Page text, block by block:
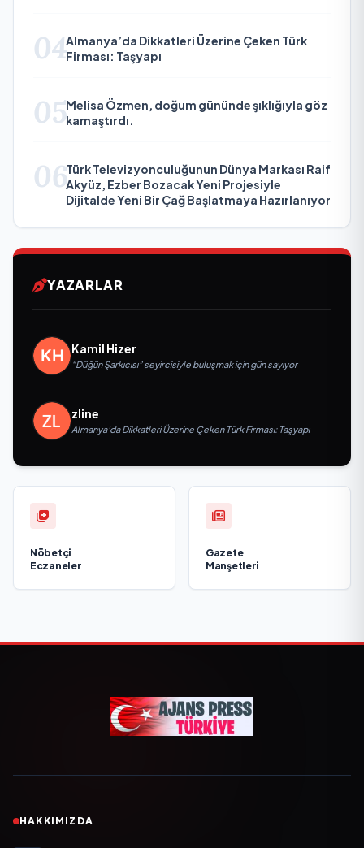
04Almanya’da Dikkatleri Üzerine Çeken Türk
Firması: Taşyapı
05Melisa Özmen, doğum gününde şıklığıyla göz
kamaştırdı.
06Türk Televizyonculuğunun Dünya Markası Raif
Akyüz, Ezber Bozacak Yeni Projesiyle
Dijitalde Yeni Bir Çağ Başlatmaya Hazırlanıyor
YAZARLAR
Kamil Hizer
“Düğün Şarkıcısı” seyircisiyle buluşmak için gün sayıyor
zline
Almanya’da Dikkatleri Üzerine Çeken Türk Firması: Taşyapı
Nöbetçi
Eczaneler
Gazete
Manşetleri
HAKKIMIZDA